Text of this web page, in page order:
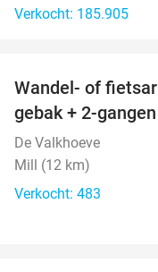
Verkocht: 185.905
Wandel- of
gebak + 2-
De Valkhoeve
Mill (12 km)
Verkocht: 483